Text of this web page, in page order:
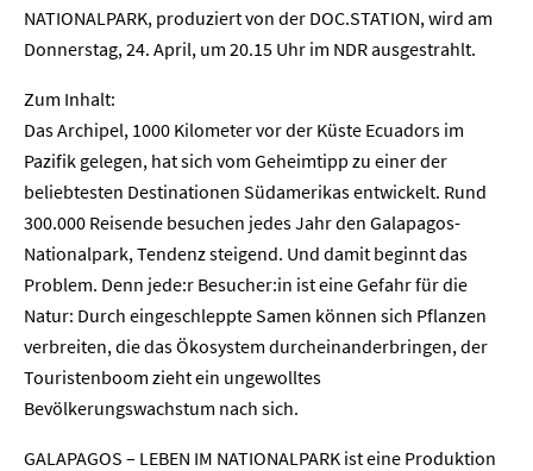
NATIONALPARK, produziert von der DOC.STATION, wird am
Donnerstag, 24. April, um 20.15 Uhr im NDR ausgestrahlt.
Zum Inhalt:
Das Archipel, 1000 Kilometer vor der Küste Ecuadors im
Pazifik gelegen, hat sich vom Geheimtipp zu einer der
beliebtesten Destinationen Südamerikas entwickelt. Rund
300.000 Reisende besuchen jedes Jahr den Galapagos-
Nationalpark, Tendenz steigend. Und damit beginnt das
Problem. Denn jede:r Besucher:in ist eine Gefahr für die
Natur: Durch eingeschleppte Samen können sich Pflanzen
verbreiten, die das Ökosystem durcheinanderbringen, der
Touristenboom zieht ein ungewolltes
Bevölkerungswachstum nach sich.
GALAPAGOS – LEBEN IM NATIONALPARK ist eine Produktion